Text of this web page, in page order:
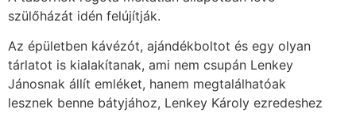
szülőházát idén felújítják.
Az épületben kávézót, ajándékboltot és egy olyan
tárlatot is kialakítanak, ami nem csupán Lenkey
Jánosnak állít emléket, hanem megtalálhatóak
lesznek benne bátyjához, Lenkey Károly ezredeshez